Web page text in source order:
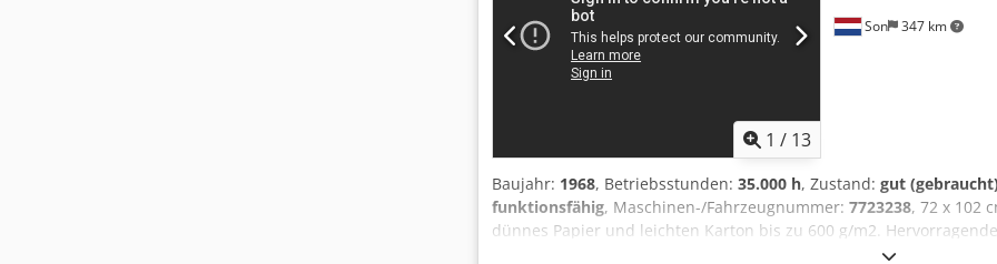
1 / 13
Son 347 km
Baujahr: 1968, Betriebsstunden: 35.000 h, Zustand: gut
funktionsfähig, Maschinen-/Fahrzeugnummer: 7723238, 72 x 102
dünnes Papier und leichten Karton bis zu 600 g/m2.
Zylinderpresse. Eine Befestigung am Boden ist nicht erforderlich.